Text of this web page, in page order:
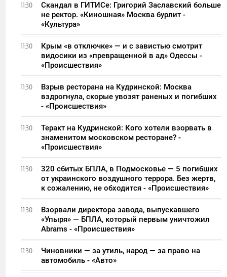
11:30
Скандал в ГИТИСе: Григорий Заславский больше
не ректор. «Киношная» Москва бурлит -
«Культура»
11:30
Крым «в отключке» — и с завистью смотрит
видосики из «превращенной в ад» Одессы -
«Происшествия»
11:30
Взрыв ресторана на Кудринской: Москва
вздрогнула, скорые увозят раненых и погибших
- «Происшествия»
11:30
Теракт на Кудринской: Кого хотели взорвать в
знаменитом московском ресторане? -
«Происшествия»
11:30
320 сбитых БПЛА, в Подмосковье — 5 погибших
от украинского воздушного террора. Без жертв,
к сожалению, не обходится - «Происшествия»
11:30
Взорвали директора завода, выпускавшего
«Упыря» — БПЛА, который первым уничтожил
Abrams - «Происшествия»
11:30
Чиновники — за утиль, народ — за право на
автомобиль - «Авто»